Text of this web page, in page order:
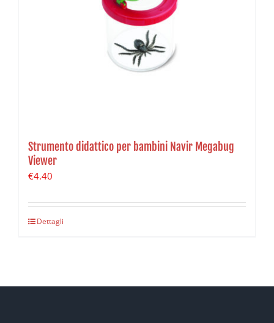
Strumento didattico per bambini Navir Megabug
Viewer
€4.40
Dettagli